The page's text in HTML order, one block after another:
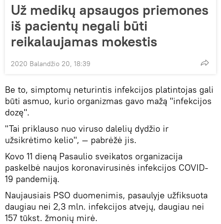
Už medikų apsaugos priemones
iš pacientų negali būti
reikalaujamas mokestis
2020 Balandžio 20, 18:39
Be to, simptomų neturintis infekcijos platintojas gali
būti asmuo, kurio organizmas gavo mažą "infekcijos
dozę".
"Tai priklauso nuo viruso dalelių dydžio ir
užsikrėtimo kelio", — pabrėžė jis.
Kovo 11 dieną Pasaulio sveikatos organizacija
paskelbė naujos koronavirusinės infekcijos COVID-
19 pandemiją.
Naujausiais PSO duomenimis, pasaulyje užfiksuota
daugiau nei 2,3 mln. infekcijos atvejų, daugiau nei
157 tūkst. žmonių mirė.